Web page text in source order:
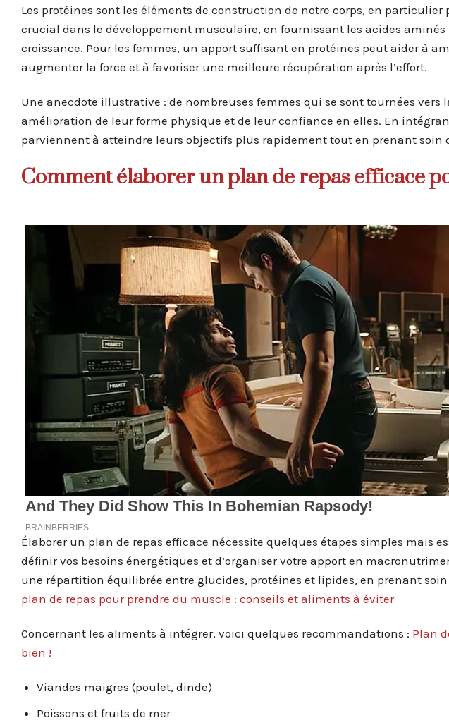
Les protéines sont les éléments de construction de notre corps, en
crucial dans le développement musculaire, en fournissant les acides aminés
croissance. Pour les femmes, un apport suffisant en protéines peut aider à
augmenter la force et à favoriser une meilleure récupération après l’effort.
Une anecdote illustrative : de nombreuses femmes qui se sont tournées
amélioration de leur forme physique et de leur confiance en elles. En
parviennent à atteindre leurs objectifs plus rapidement tout en prenant soin
Comment élaborer un plan de repas efficace
Élaborer un plan de repas efficace nécessite quelques étapes simples mais
définir vos besoins énergétiques et d’organiser votre apport en
une répartition équilibrée entre glucides, protéines et lipides, en prenant
plan de repas pour prendre du muscle : conseils et aliments à éviter
Concernant les aliments à intégrer, voici quelques recommandations : Plan
bien !
Viandes maigres (poulet, dinde)
Poissons et fruits de mer